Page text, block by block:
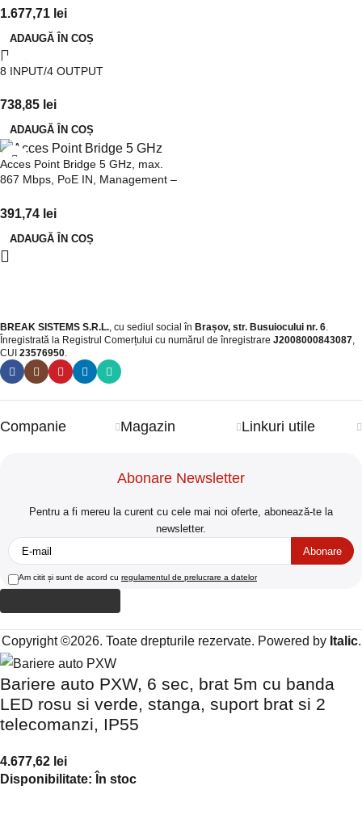
1.677,71 lei
ADAUGĂ ÎN COȘ
8 INPUT/4 OUTPUT
738,85 lei
ADAUGĂ ÎN COȘ
Acces Point Bridge 5 GHz, max.
867 Mbps, PoE IN, Management –
391,74 lei
ADAUGĂ ÎN COȘ
BREAK SISTEMS S.R.L., cu sediul social în Brașov, str. Busuiocului nr. 6.
Înregistrată la Registrul Comerțului cu numărul de înregistrare J2008000843087,
CUI 23576950.​
Companie Magazin Linkuri utile
Abonare Newsletter
Pentru a fi mereu la curent cu cele mai noi oferte, abonează-te la
newsletter.
Am citit și sunt de acord cu regulamentul de prelucrare a datelor
Copyright ©2026. Toate drepturile rezervate. Powered by Italic.
Bariere auto PXW, 6 sec, brat 5m cu banda
LED rosu si verde, stanga, suport brat si 2
telecomanzi, IP55
4.677,62 lei
Disponibilitate: În stoc